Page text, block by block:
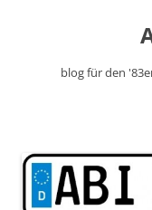
blog für den